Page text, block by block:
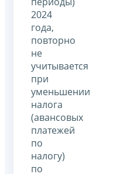
2024
года,
повторно
не
учитывается
при
уменьшении
налога
(авансовых
платежей
по
налогу)
по